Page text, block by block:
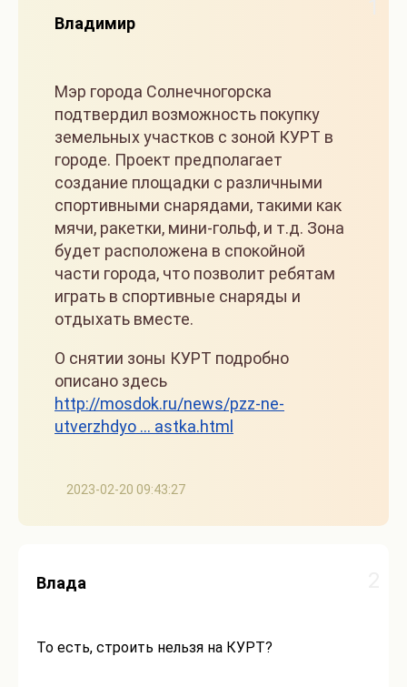
2023-02-20 09:43:27
Владимир
Мэр города Солнечногорска
подтвердил возможность покупку
земельных участков с зоной КУРТ в
городе. Проект предполагает
создание площадки с различными
спортивными снарядами, такими как
мячи, ракетки, мини-гольф, и т.д. Зона
будет расположена в спокойной
части города, что позволит ребятам
играть в спортивные снаряды и
отдыхать вместе.
О снятии зоны КУРТ подробно
описано здесь
http://mosdok.ru/news/pzz-ne-
utverzhdyo … astka.html
Влада
То есть, строить нельзя на КУРТ?